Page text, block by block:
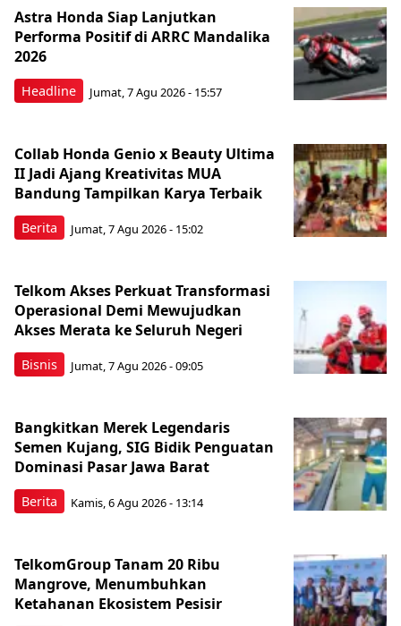
Headline
Astra Honda Siap Lanjutkan
Performa Positif di ARRC Mandalika
2026
Jumat, 7 Agu 2026 - 15:57
Berita
Collab Honda Genio x Beauty Ultima
II Jadi Ajang Kreativitas MUA
Bandung Tampilkan Karya Terbaik
Jumat, 7 Agu 2026 - 15:02
Bisnis
Telkom Akses Perkuat Transformasi
Operasional Demi Mewujudkan
Akses Merata ke Seluruh Negeri
Jumat, 7 Agu 2026 - 09:05
Berita
Bangkitkan Merek Legendaris
Semen Kujang, SIG Bidik Penguatan
Dominasi Pasar Jawa Barat
Kamis, 6 Agu 2026 - 13:14
TelkomGroup Tanam 20 Ribu
Mangrove, Menumbuhkan
Ketahanan Ekosistem Pesisir